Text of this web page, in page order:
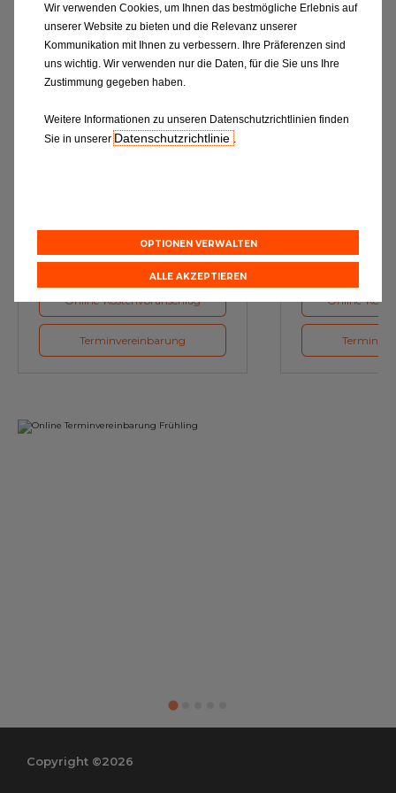
Online-Kostenvoranschlag
Terminvereinbarung
Online-
Copyright ©2026
Wir verwenden Cookies, um Ihnen das bestmögliche Erlebnis auf
unserer Website zu bieten und die Relevanz unserer
Kommunikation mit Ihnen zu verbessern. Ihre Präferenzen sind
uns wichtig. Wir verwenden nur die Daten, für die Sie uns Ihre
Zustimmung gegeben haben.
Weitere Informationen zu unseren Datenschutzrichtlinien finden
Sie in unsererDatenschutzrichtlinie .
OPTIONEN VERWALTEN
ALLE AKZEPTIEREN